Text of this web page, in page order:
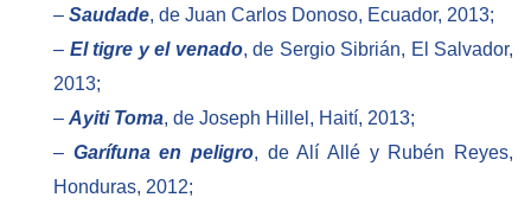
– Saudade, de Juan Carlos Donoso, Ecuador, 2013;
– El tigre y el venado, de Sergio Sibrián, El Salvador,
2013;
– Ayiti Toma, de Joseph Hillel, Haití, 2013;
– Garífuna en peligro, de Alí Allé y Rubén Reyes,
Honduras, 2012;